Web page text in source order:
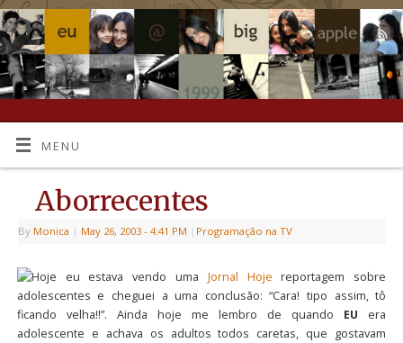
MENU
Aborrecentes
By Monica | May 26, 2003 - 4:41 PM | Programação na TV
Hoje eu estava vendo uma Jornal Hoje reportagem sobre
adolescentes e cheguei a uma conclusão: “Cara! tipo assim, tô
ficando velha!!”. Ainda hoje me lembro de quando EU era
adolescente e achava os adultos todos caretas, que gostavam